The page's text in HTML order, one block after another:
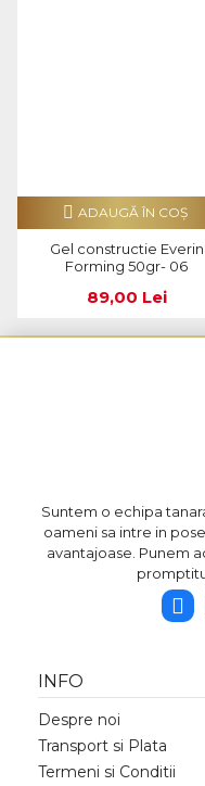
Gel constructie Everin
Forming 50gr- 06
89,00 Lei
ADAUGĂ ÎN COŞ
Suntem o echipa
oameni sa intre in
avantajoase. Punem
INFO
Despre noi
Transport si Plata
Termeni si Conditii